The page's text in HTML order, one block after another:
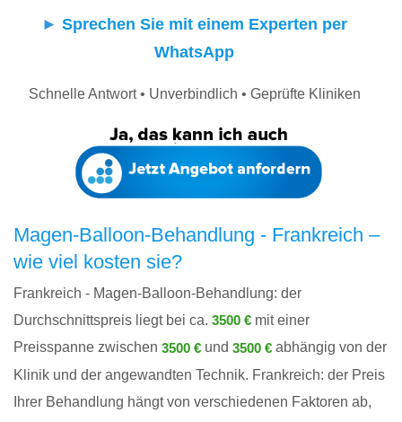
► Sprechen Sie mit einem Experten per
WhatsApp
Schnelle Antwort • Unverbindlich • Geprüfte Kliniken
Magen-Balloon-Behandlung - Frankreich –
wie viel kosten sie?
Frankreich - Magen-Balloon-Behandlung: der
Durchschnittspreis liegt bei ca. 3500 € mit einer
Preisspanne zwischen 3500 € und 3500 € abhängig von der
Klinik und der angewandten Technik. Frankreich: der Preis
Ihrer Behandlung hängt von verschiedenen Faktoren ab,